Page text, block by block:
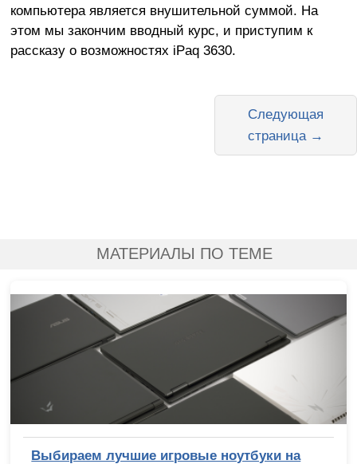
компьютера является внушительной суммой. На
этом мы закончим вводный курс, и приступим к
рассказу о возможностях iPaq 3630.
Следующая
страница →
МАТЕРИАЛЫ ПО ТЕМЕ
Выбираем лучшие игровые ноутбуки на